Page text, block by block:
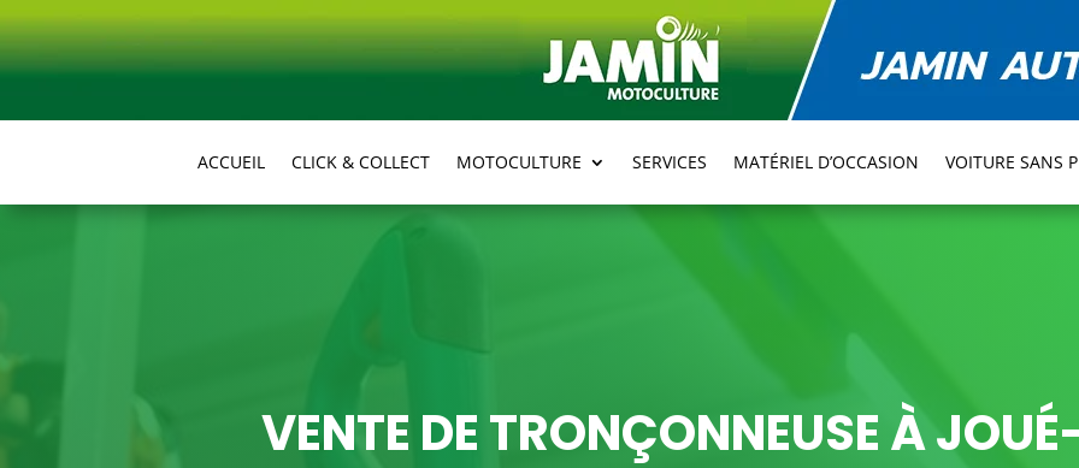
ACCUEIL CLICK & COLLECT MOTOCULTURE SERVICES MATÉRIEL D’OCCASION VOITURE SANS
VENTE DE TRONÇONNEUSE À